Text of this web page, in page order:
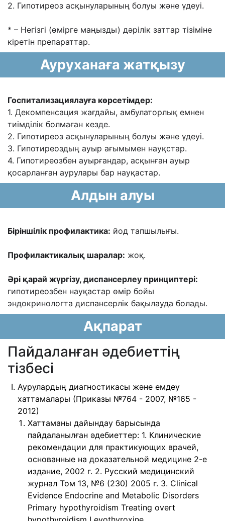
2. Гипотиреоз асқынуларының болуы жəне үдеуі.
* – Негізгі (өмірге маңызды) дəрілік заттар тізіміне
кіретін препараттар.
Ауруханаға жатқызу
Госпитализациялауға көрсетімдер:
1. Декомпенсация жағдайы, амбулаторлық емнен
тиімділік болмаған кезде.
2. Гипотиреоз асқынуларының болуы жəне үдеуі.
3. Гипотиреоздың ауыр ағымымен науқстар.
4. Гипотиреозбен ауырғандар, асқынған ауыр
қосарланған аурулары бар науқастар.
Алдын алуы
Біріншілік профилактика: йод тапшылығы.
Профилактикалық шаралар: жоқ.
Əрі қарай жүргізу, диспансерлеу принциптері:
гипотиреозбен науқастар өмір бойы
эндокринологта диспансерлік бақылауда болады.
Ақпарат
Пайдаланған әдебиеттің
тізбесі
Аурулардың диагностикасы және емдеу
хаттамалары (Приказы №764 - 2007, №165 -
2012)
Хаттаманы дайындау барысында
пайдаланылған əдебиеттер: 1. Клинические
рекомендации для практикующих врачей,
основанные на доказательной медицине 2-е
издание, 2002 г. 2. Русский медицинский
журнал Том 13, №6 (230) 2005 г. 3. Clinical
Evidence Endocrine and Metabolic Disorders
Primary hypothyroidism Treating overt